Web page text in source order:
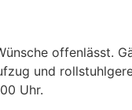
offenlässt.
und
Uhr.